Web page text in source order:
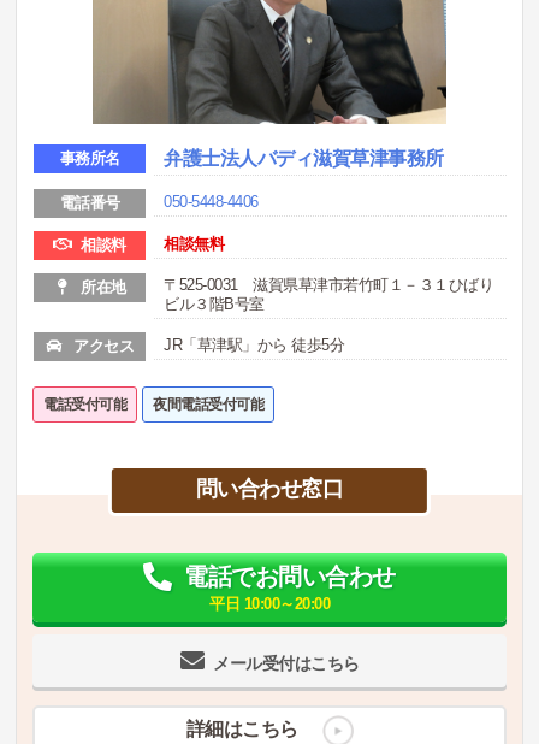
事務所名 弁護士法人バディ滋賀草津事務所
電話番号 050-5448-4406
相談料 相談無料
所在地
〒525-0031 滋賀県草津市若竹町１－３１ひばり
ビル３階B号室
アクセス JR「草津駅」から 徒歩5分
電話受付可能 夜間電話受付可能
問い合わせ窓口
メール受付はこちら
電話でお問い合わせ
平日 10:00～20:00
詳細はこちら